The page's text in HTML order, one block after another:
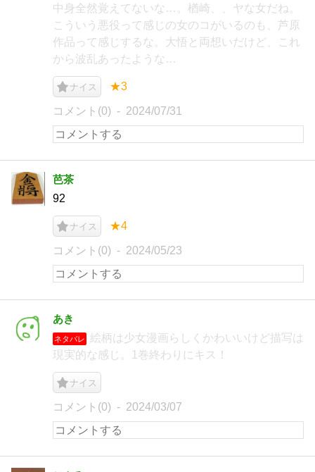
中身全然覚えてないな…。楢崎、、ヤな女だね。
こういう悪役って感じの女のコがいるのも、芦原
作品って感じするな。大悟と両想いだけど、これ
から波乱あったような…
ナイス ★3
コメント(0) 2024/07/31
芭茶
92
ナイス ★4
コメント(0) 2024/05/23
あき
ネタバレ
絵柄は少女漫画らしくかわいいけど描写は
現実的な感じ。1巻終わりにキス！
ナイス
コメント(0) 2024/03/07